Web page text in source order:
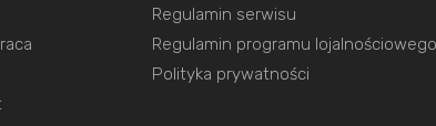
Regulamin serwisu
Regulamin programu lojalnościowego
Polityka prywatności